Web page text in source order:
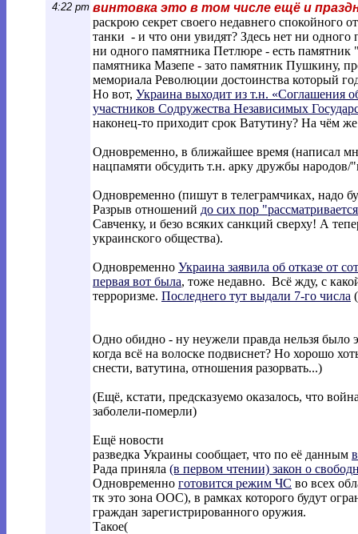
4:22 pm винтовка это в том числе ещё и
раскрою секрет своего недавнего
танки - и что они увидят? Здесь нет ни
ни одного памятника Петлюре - есть
памятника Мазепе - зато памятник Пушкину,
мемориала Революции достоинства который
Но вот, Украина выходит из т.н. «Соглашения
участников Содружества Независимых
наконец-то приходит срок Ватутину? На чём
Одновременно, в ближайшее время (написал
нацпамяти обсудить т.н. арку дружбы
Одновременно (пишут в телеграмчиках, надо
Разрыв отношений до сих пор
Савченку, и безо всяких санкций сверху! А
украинского общества).
Одновременно Украина заявила об отказе от
первая вот была, тоже недавно. Всё жду, с
терроризме. Последнего тут выдали 7-го числа
Одно обидно - ну неужели правда нельзя было
когда всё на волоске подвиснет? Но хорошо
снести, ватутина, отношения разорвать...)
(Ещё, кстати, предсказуемо оказалось, что
заболели-померли)
Ещё новости
разведка Украины сообщает, что по её данным
Рада приняла (в первом чтении) закон о
Одновременно готовится режим ЧС во всех
тк это зона ООС), в рамках которого будут
граждан зарегистрированного оружия.
Такое(